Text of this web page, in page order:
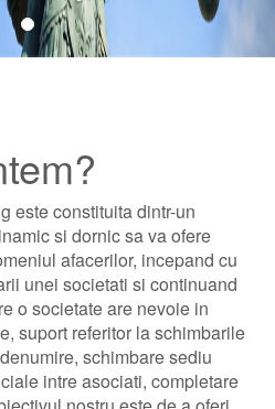
este constituita dintr-un
si dornic sa va ofere
afacerilor, incepand cu
unei societati si continuand
o societate are nevoie in
suport referitor la schimbarile
schimbare sediu
intre asociati, completare